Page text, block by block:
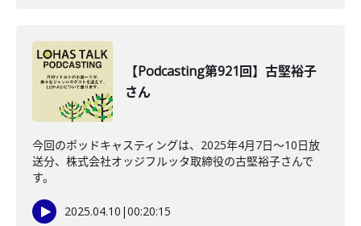
【Podcasting第921回】古堅裕子
さん
今回のポッドキャスティングは、2025年4月7日～10日放
送分、株式会社オッジフルッタ取締役の古堅裕子さんで
す。
2025.04.10 |00:20:15